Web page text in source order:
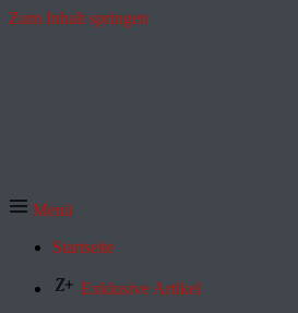
Zum Inhalt springen
Menü
Startseite
Exklusive Artikel